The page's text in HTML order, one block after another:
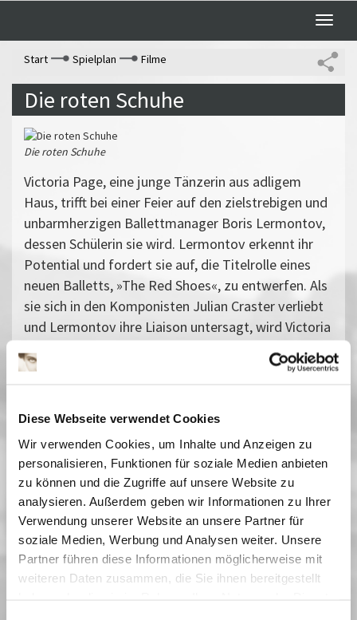
Diese Webseite verwendet Cookies
Wir verwenden Cookies, um Inhalte und Anzeigen zu
personalisieren, Funktionen für soziale Medien anbieten
zu können und die Zugriffe auf unsere Website zu
analysieren. Außerdem geben wir Informationen zu Ihrer
Verwendung unserer Website an unsere Partner für
soziale Medien, Werbung und Analysen weiter. Unsere
Partner führen diese Informationen möglicherweise mit
weiteren Daten zusammen, die Sie ihnen bereitgestellt
Toggle
Start
Spielplan Filme
Die roten Schuhe
Die roten Schuhe
Victoria Page, eine junge Tänzerin aus adligem
Haus, trifft bei einer Feier auf den zielstrebigen und
unbarmherzigen Ballettmanager Boris Lermontov,
dessen Schülerin sie wird. Lermontov erkennt ihr
Potential und fordert sie auf, die Titelrolle eines
neuen Balletts, »The Red Shoes«, zu entwerfen. Als
sie sich in den Komponisten Julian Craster verliebt
und Lermontov ihre Liaison untersagt, wird Victoria
auf die Zerreißprobe zwischen der Liebe zum
Ballett und ihrer Liebe zu Julian gestellt.
filmischen Gestaltungsmöglichkeiten- vorab
(Filmdienst)
Vergangene Vorstellungen
23 Februar 2025| 19:30
26 Februar 2025| 19:30